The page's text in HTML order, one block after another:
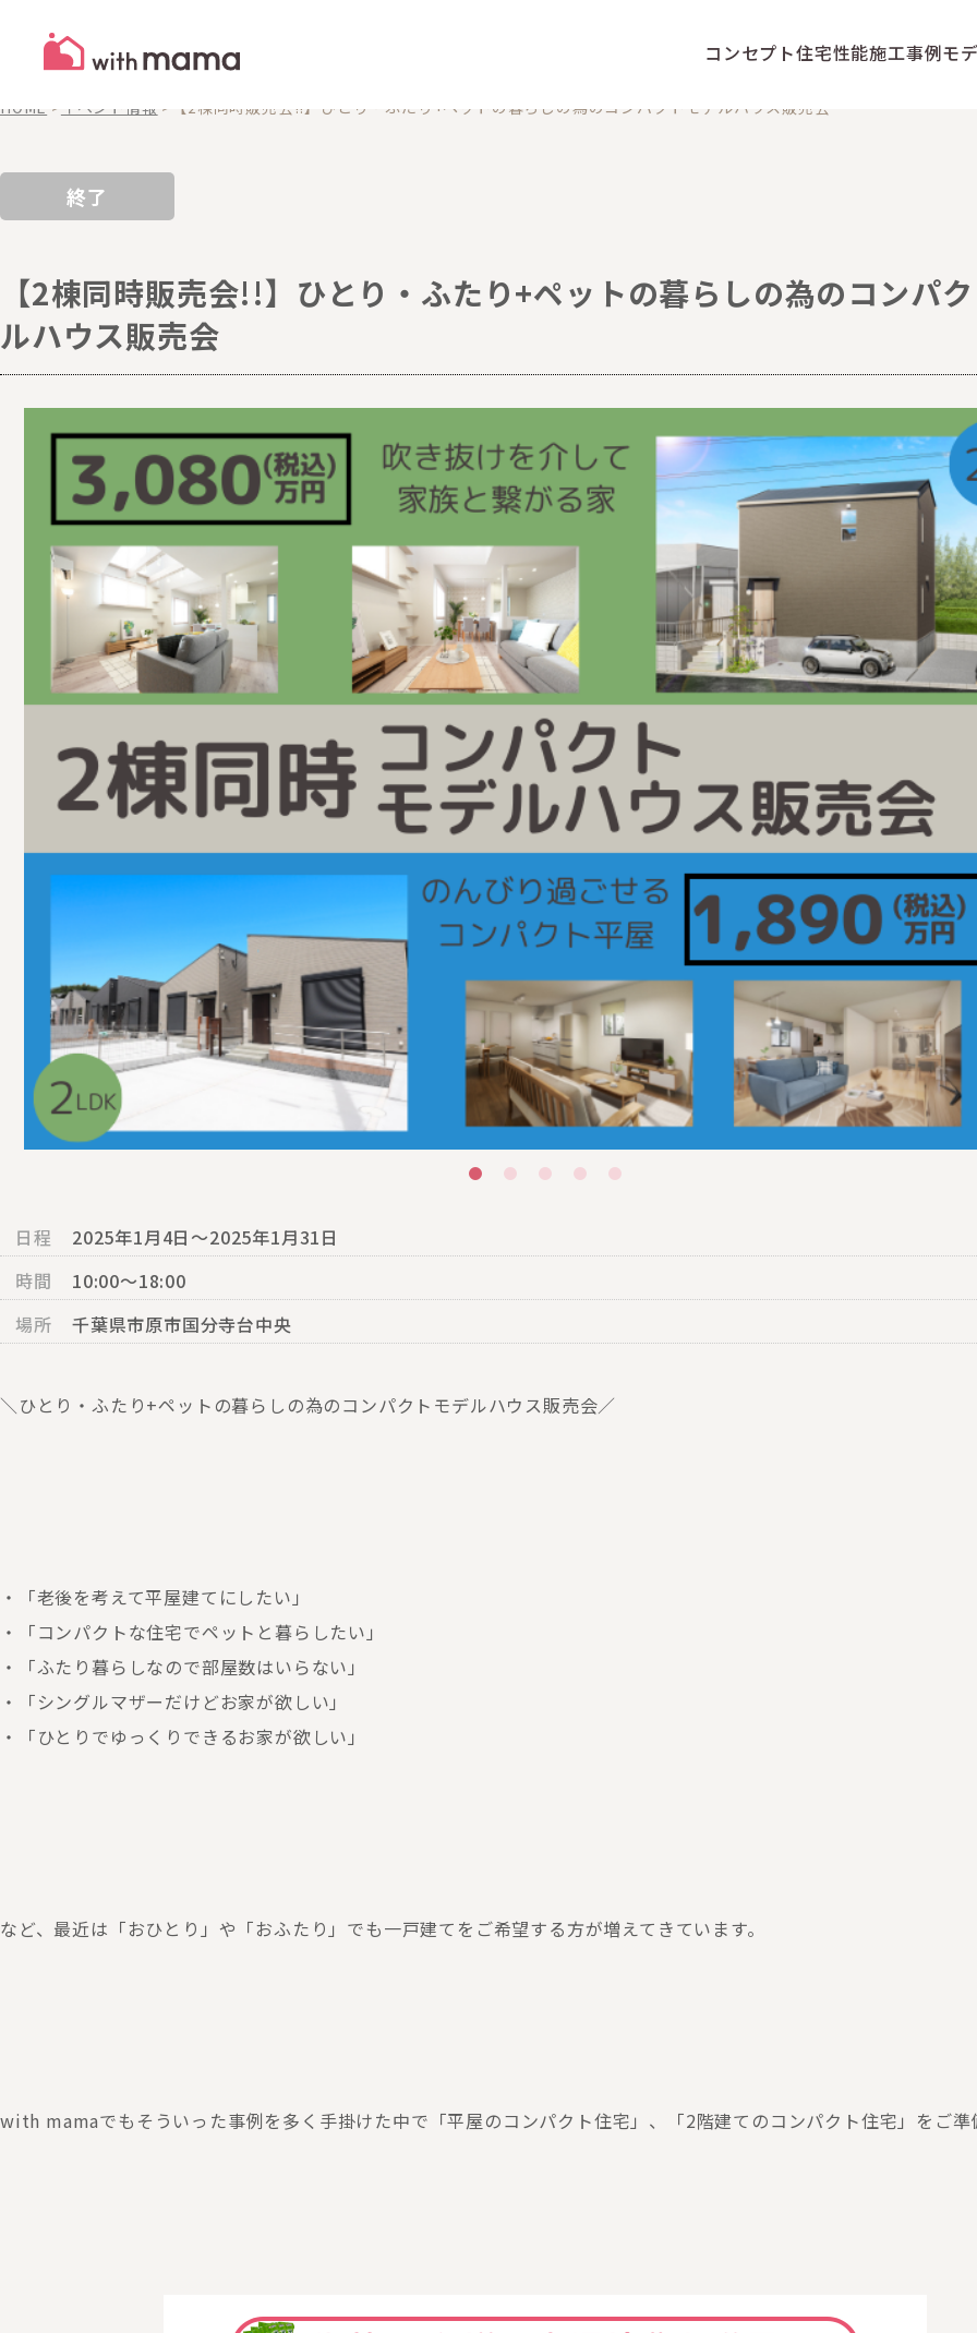
コンセプト住宅性能施工事例モ
EVENTS
HOME > イベント情報 > 【2棟同時販売会!!】ひとり・ふたり+ペットの暮らしの為のコンパクトモデルハウス販売会
終了
【2棟同時販売会!!】ひとり・ふたり+ペットの暮らしの為のコンパ
ルハウス販売会
日程
2025年1月4日～2025年1月31日
時間
10:00〜18:00
場所
千葉県市原市国分寺台中央
＼ひとり・ふたり+ペットの暮らしの為のコンパクトモデルハウス販売会／
・「老後を考えて平屋建てにしたい」
・「コンパクトな住宅でペットと暮らしたい」
・「ふたり暮らしなので部屋数はいらない」
・「シングルマザーだけどお家が欲しい」
・「ひとりでゆっくりできるお家が欲しい」
など、最近は「おひとり」や「おふたり」でも一戸建てをご希望する方が増えてきています。
with mamaでもそういった事例を多く手掛けた中で「平屋のコンパクト住宅」、「2階建てのコンパクト住宅」をご準